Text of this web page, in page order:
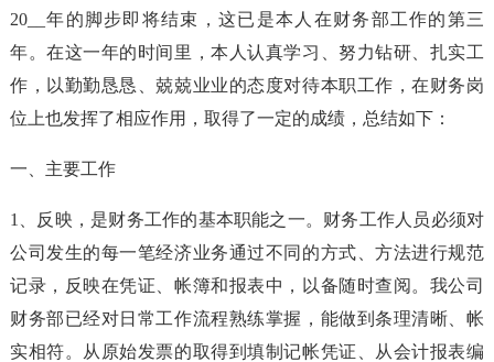
20__年的脚步即将结束，这已是本人在财务部工作的第三
年。在这一年的时间里，本人认真学习、努力钻研、扎实工
作，以勤勤恳恳、兢兢业业的态度对待本职工作，在财务岗
位上也发挥了相应作用，取得了一定的成绩，总结如下：
一、主要工作
1、反映，是财务工作的基本职能之一。财务工作人员必须对
公司发生的每一笔经济业务通过不同的方式、方法进行规范
记录，反映在凭证、帐簿和报表中，以备随时查阅。我公司
财务部已经对日常工作流程熟练掌握，能做到条理清晰、帐
实相符。从原始发票的取得到填制记帐凭证、从会计报表编